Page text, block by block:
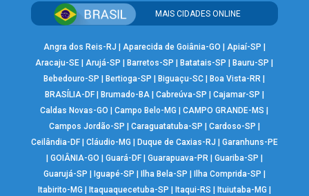
MAIS CIDADES ONLINE
Angra dos Reis-RJ Aparecida de Goiânia-GO Apiaí-SP
Aracaju-SE |Arujá-SP Barretos-SP Batatais-SP Bauru-SP
Bebedouro-SP
Bertioga-SP Biguaçu-SC Boa Vista-RR
BRASÍLIA-DF| Brumado-BA| Cabreúva-SP Cajamar-SP
Caldas Novas-GO
|Campo Belo-MG |CAMPO GRANDE-MS
Campos Jordão-SP
Caraguatatuba-SP Cardoso-SP
Ceilândia-DF| Cláudio-MG Duque de Caxias-RJ
Garanhuns-PE
GOIÂNIA-GO Guará-DF| Guarapuava-PR| Guariba-SP
Guarujá-SP
Iguapé-SP Ilha Bela-SP Ilha Comprida-SP
Itabirito-MG
Itaquaquecetuba-SP Itaqui-RS Ituiutaba-MG